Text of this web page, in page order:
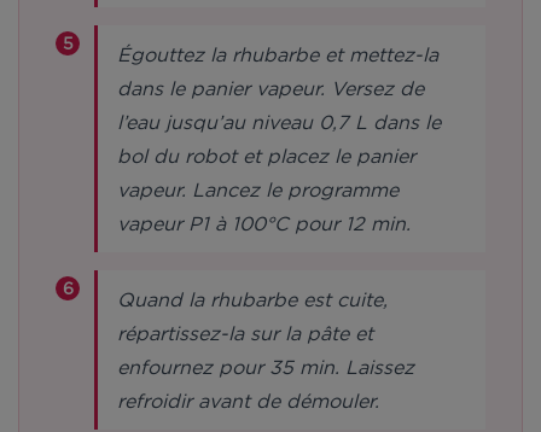
Égouttez la rhubarbe et mettez-la
dans le panier vapeur. Versez de
l’eau jusqu’au niveau 0,7 L dans le
bol du robot et placez le panier
vapeur. Lancez le programme
vapeur P1 à 100°C pour 12 min.
Quand la rhubarbe est cuite,
répartissez-la sur la pâte et
enfournez pour 35 min. Laissez
refroidir avant de démouler.